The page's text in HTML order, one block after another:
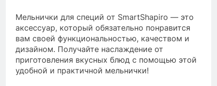
Мельнички для специй от SmartShapiro — это
аксессуар, который обязательно понравится
вам своей функциональностью, качеством и
дизайном. Получайте наслаждение от
приготовления вкусных блюд с помощью этой
удобной и практичной мельнички!